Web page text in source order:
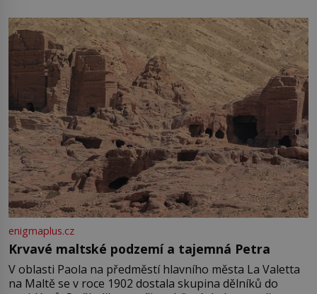
enigmaplus.cz
Krvavé maltské podzemí a tajemná Petra
V oblasti Paola na předměstí hlavního města La Valetta
na Maltě se v roce 1902 dostala skupina dělníků do